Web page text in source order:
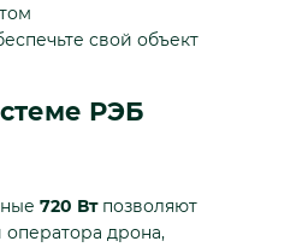
свой объект
РЭБ
720 Втпозволяют
дрона,